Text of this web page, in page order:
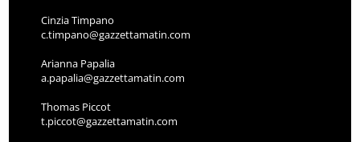
Cinzia Timpano
c.timpano@gazzettamatin.com
Arianna Papalia
a.papalia@gazzettamatin.com
Thomas Piccot
t.piccot@gazzettamatin.com